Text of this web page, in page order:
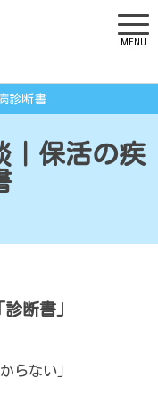
MENU
｜保活の疾
診断書
断書」
らない」